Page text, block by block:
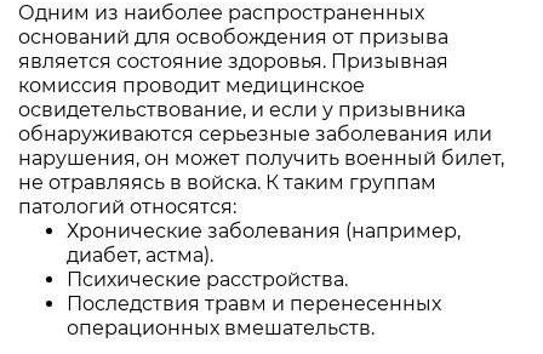
Одним из наиболее распространенных
оснований для освобождения от призыва
является состояние здоровья. Призывная
комиссия проводит медицинское
освидетельствование, и если у призывника
обнаруживаются серьезные заболевания или
нарушения, он может получить военный билет,
не отравляясь в войска. К таким группам
патологий относятся:
Хронические заболевания (например,
диабет, астма).
Психические расстройства.
Последствия травм и перенесенных
операционных вмешательств.